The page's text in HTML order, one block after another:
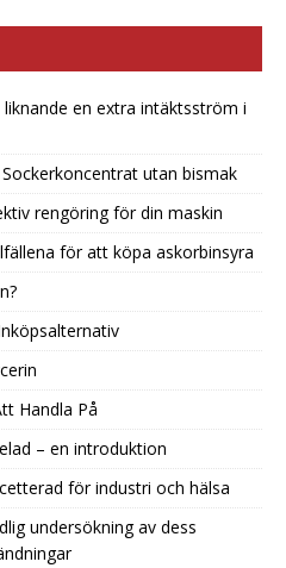
en extra intäktsström i
utan bismak
rengöring för din maskin
för att köpa askorbinsyra
Handla På
– en introduktion
för industri och hälsa
undersökning av dess